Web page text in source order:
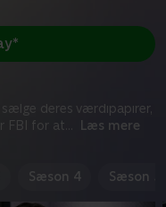
deres værdipapirer,
FBI for at
Læs mere
Sæson 4 Sæson 5